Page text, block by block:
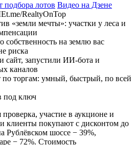
подбора лотов Видео на Дзене
t.me/RealtyOnTop
«земли мечты»: участки у леса и
собственность на землю вас
риска
сайт, запустили ИИ‑бота и
каналов
по торгам: умный, быстрый, по всей
под ключ
участие в аукционе и
клиенты покупают с дисконтом до
Рублёвском шоссе − 39%,
− 72%. Стоимость